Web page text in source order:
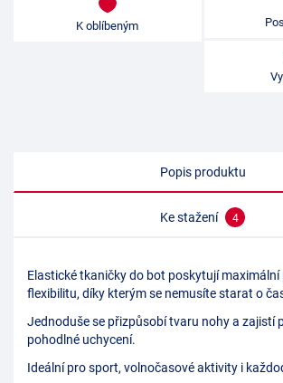
K oblíbeným
Popis produktu
Ke stažení 4
Elastické tkaničky do bot poskytují maximální
flexibilitu, díky kterým se nemusíte starat o
Jednoduše se přizpůsobí tvaru nohy a zajistí
pohodlné uchycení.
Ideální pro sport, volnočasové aktivity i